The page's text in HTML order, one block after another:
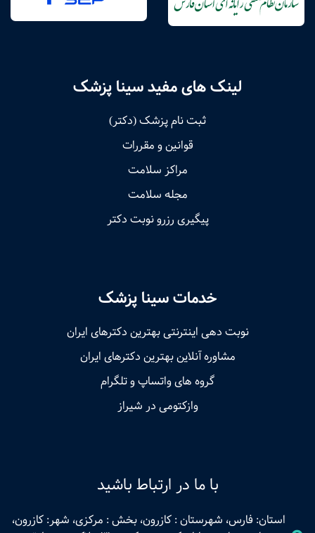
لینک های مفید سینا پزشک
ثبت نام پزشک (دکتر)
قوانین و مقررات
مراکز سلامت
مجله سلامت
پیگیری رزرو نوبت دکتر
خدمات سینا پزشک
نوبت‌ دهی اینترنتی بهترین دکترهای ایران
مشاوره آنلاین بهترین دکترهای ایران
گروه های واتساپ و تلگرام
وازکتومی در شیراز
با ما در ارتباط باشید
استان: فارس، شهرستان : کازرون، بخش : مرکزی، شهر: کازرون،